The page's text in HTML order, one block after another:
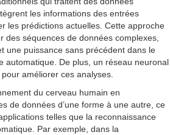
les informations des entrées
les prédictions actuelles. Cette approche
des séquences de données complexes,
une puissance sans précédent dans le
automatique. De plus, un réseau neuronal
améliorer ces analyses.
du cerveau humain en
de données d’une forme à une autre, ce
telles que la reconnaissance
Par exemple, dans la